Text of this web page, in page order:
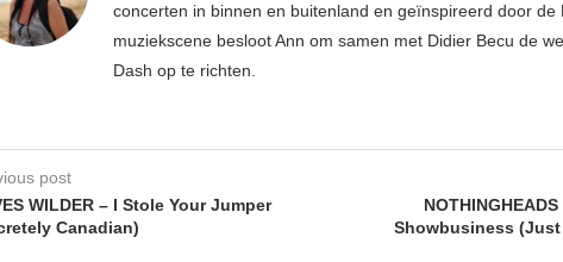
concerten in binnen en buitenland en geïnspireerd door de
muziekscene besloot Ann om samen met Didier Becu de
Dash op te richten.
post
WILDER – I Stole Your Jumper
Canadian)
Showbusiness (Just